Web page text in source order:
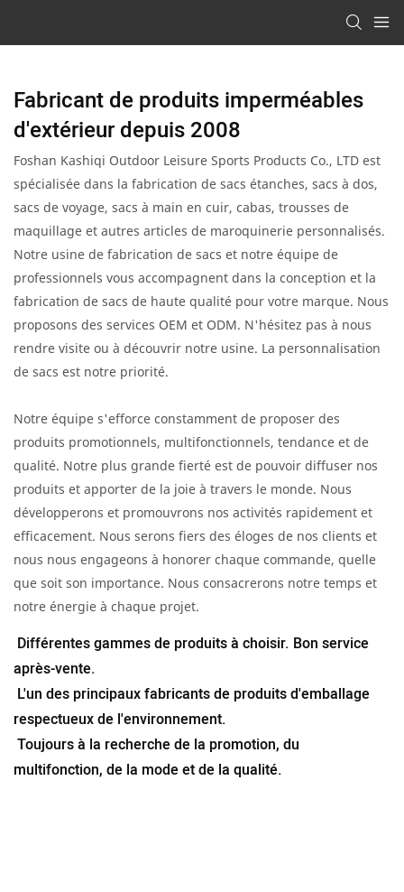
Fabricant de produits imperméables
d'extérieur depuis 2008
Foshan Kashiqi Outdoor Leisure Sports Products Co., LTD est
spécialisée dans la fabrication de sacs étanches, sacs à dos,
sacs de voyage, sacs à main en cuir, cabas, trousses de
maquillage et autres articles de maroquinerie personnalisés.
Notre usine de fabrication de sacs et notre équipe de
professionnels vous accompagnent dans la conception et la
fabrication de sacs de haute qualité pour votre marque. Nous
proposons des services OEM et ODM. N'hésitez pas à nous
rendre visite ou à découvrir notre usine. La personnalisation
de sacs est notre priorité.
Notre équipe s'efforce constamment de proposer des
produits promotionnels, multifonctionnels, tendance et de
qualité. Notre plus grande fierté est de pouvoir diffuser nos
produits et apporter de la joie à travers le monde. Nous
développerons et promouvrons nos activités rapidement et
efficacement. Nous serons fiers des éloges de nos clients et
nous nous engageons à honorer chaque commande, quelle
que soit son importance. Nous consacrerons notre temps et
notre énergie à chaque projet.
Différentes gammes de produits à choisir. Bon service
après-vente.
L'un des principaux fabricants de produits d'emballage
respectueux de l'environnement.
Toujours à la recherche de la promotion, du
multifonction, de la mode et de la qualité.